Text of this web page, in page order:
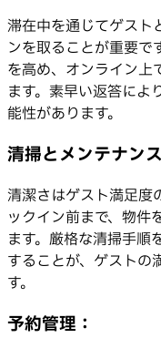
滞在中を通じてゲスト
ンを取ることが重要で
を高め、オンライン上
ます。素早い返答によ
能性があります。
清掃とメンテナンス
清潔さはゲスト満足度
ックイン前まで、物件
ます。厳格な清掃手順
することが、ゲストの
す。
予約管理：